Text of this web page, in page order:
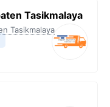
Tasikmalaya
Tasikmalaya